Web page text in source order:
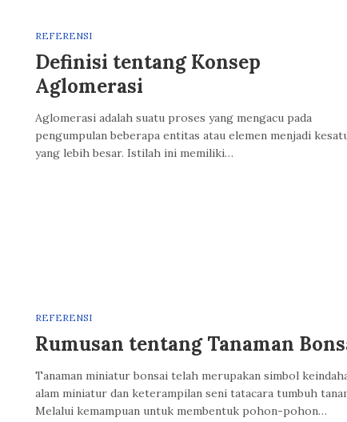
REFERENSI
Definisi tentang Konsep
Aglomerasi
Aglomerasi adalah suatu proses yang mengacu pada
pengumpulan beberapa entitas atau elemen menjadi
yang lebih besar. Istilah ini memiliki…
REFERENSI
Rumusan tentang Tanaman
Tanaman miniatur bonsai telah merupakan simbol
alam miniatur dan keterampilan seni tatacara tumbuh
Melalui kemampuan untuk membentuk pohon-pohon…